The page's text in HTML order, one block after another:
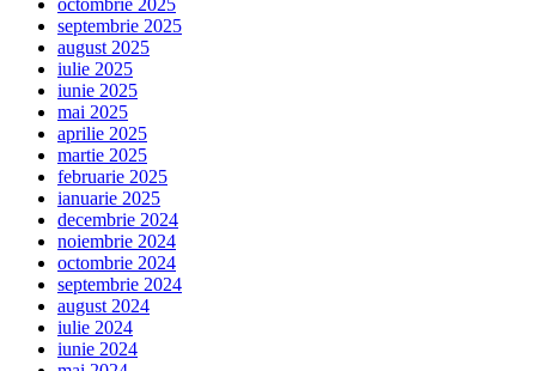
octombrie 2025
septembrie 2025
august 2025
iulie 2025
iunie 2025
mai 2025
aprilie 2025
martie 2025
februarie 2025
ianuarie 2025
decembrie 2024
noiembrie 2024
octombrie 2024
septembrie 2024
august 2024
iulie 2024
iunie 2024